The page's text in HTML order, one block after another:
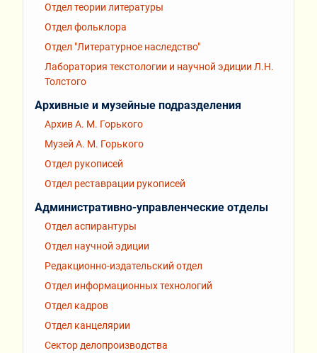
Отдел теории литературы
Отдел фольклора
Отдел "Литературное наследство"
Лаборатория текстологии и научной эдиции Л.Н.
Толстого
Архивные и музейные подразделения
Архив А. М. Горького
Музей А. М. Горького
Отдел рукописей
Отдел реставрации рукописей
Административно-управленческие отделы
Отдел аспирантуры
Отдел научной эдиции
Редакционно-издательский отдел
Отдел информационных технологий
Отдел кадров
Отдел канцелярии
Сектор делопроизводства